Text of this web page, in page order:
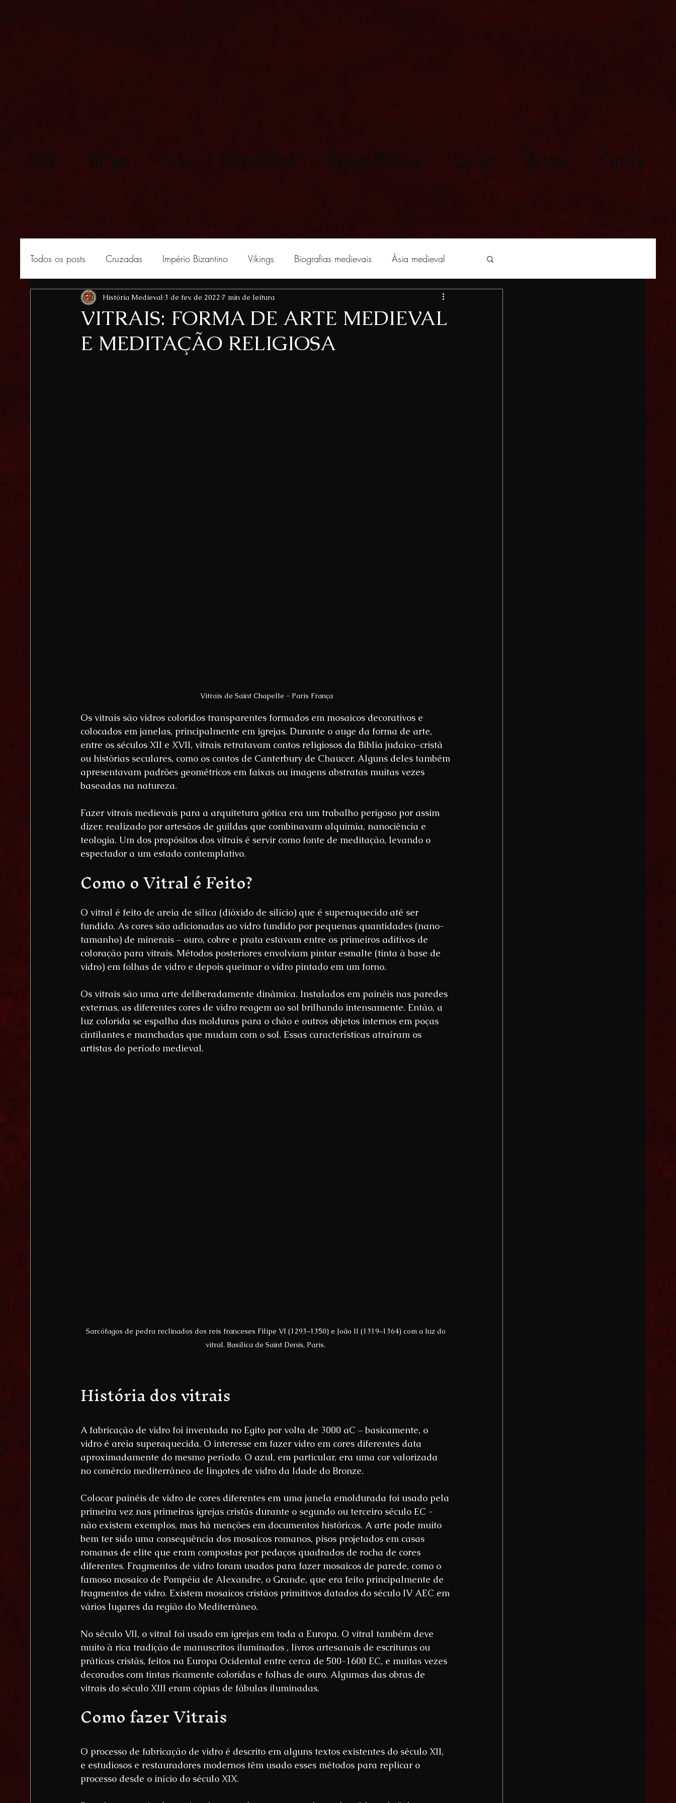
Início Artigos Loja MedievalCast Agenda Medieval Cursos Grupos Contato
Todos os posts Cruzadas Império Bizantino Vikings Biografias medievais Ásia medieval
África medieval Curiosidades medievais
VITRAIS: FORMA DE ARTE MEDIEVAL
E MEDITAÇÃO RELIGIOSA
História Medieval 3 de fev. de 2022 7 min de leitura
Vitrais de Saint Chapelle - Paris França
Os vitrais são vidros coloridos transparentes formados em mosaicos decorativos e
colocados em janelas, principalmente em igrejas. Durante o auge da forma de arte,
entre os séculos XII e XVII, vitrais retratavam contos religiosos da Bíblia judaico-cristã
ou histórias seculares, como os contos de Canterbury de Chaucer. Alguns deles também
apresentavam padrões geométricos em faixas ou imagens abstratas muitas vezes
baseadas na natureza.
Fazer vitrais medievais para a arquitetura gótica era um trabalho perigoso por assim
dizer, realizado por artesãos de guildas que combinavam alquimia, nanociência e
teologia. Um dos propósitos dos vitrais é servir como fonte de meditação, levando o
espectador a um estado contemplativo.
Como o Vitral é Feito?
O vitral é feito de areia de sílica (dióxido de silício) que é superaquecido até ser
fundido. As cores são adicionadas ao vidro fundido por pequenas quantidades (nano-
tamanho) de minerais – ouro, cobre e prata estavam entre os primeiros aditivos de
coloração para vitrais. Métodos posteriores envolviam pintar esmalte (tinta à base de
vidro) em folhas de vidro e depois queimar o vidro pintado em um forno.
Os vitrais são uma arte deliberadamente dinâmica. Instalados em painéis nas paredes
externas, as diferentes cores de vidro reagem ao sol brilhando intensamente. Então, a
luz colorida se espalha das molduras para o chão e outros objetos internos em poças
cintilantes e manchadas que mudam com o sol. Essas características atraíram os
artistas do período medieval.
Sarcófagos de pedra reclinados dos reis franceses Filipe VI (1293–1350) e João II (1319–1364) com a luz do
vitral. Basílica de Saint Denis, Paris.
História dos vitrais
A fabricação de vidro foi inventada no Egito por volta de 3000 aC – basicamente, o
vidro é areia superaquecida. O interesse em fazer vidro em cores diferentes data
aproximadamente do mesmo período. O azul, em particular, era uma cor valorizada
no comércio mediterrâneo de lingotes de vidro da Idade do Bronze.
Colocar painéis de vidro de cores diferentes em uma janela emoldurada foi usado pela
primeira vez nas primeiras igrejas cristãs durante o segundo ou terceiro século EC -
não existem exemplos, mas há menções em documentos históricos. A arte pode muito
bem ter sido uma consequência dos mosaicos romanos, pisos projetados em casas
romanas de elite que eram compostas por pedaços quadrados de rocha de cores
diferentes. Fragmentos de vidro foram usados ​​para fazer mosaicos de parede, como o
famoso mosaico de Pompéia de Alexandre, o Grande, que era feito principalmente de
fragmentos de vidro. Existem mosaicos cristãos primitivos datados do século IV AEC em
vários lugares da região do Mediterrâneo.
No século VII, o vitral foi usado em igrejas em toda a Europa. O vitral também deve
muito à rica tradição de manuscritos iluminados , livros artesanais de escrituras ou
práticas cristãs, feitos na Europa Ocidental entre cerca de 500-1600 EC, e muitas vezes
decorados com tintas ricamente coloridas e folhas de ouro. Algumas das obras de
vitrais do século XIII eram cópias de fábulas iluminadas.
Como fazer Vitrais
O processo de fabricação de vidro é descrito em alguns textos existentes do século XII,
e estudiosos e restauradores modernos têm usado esses métodos para replicar o
processo desde o início do século XIX.